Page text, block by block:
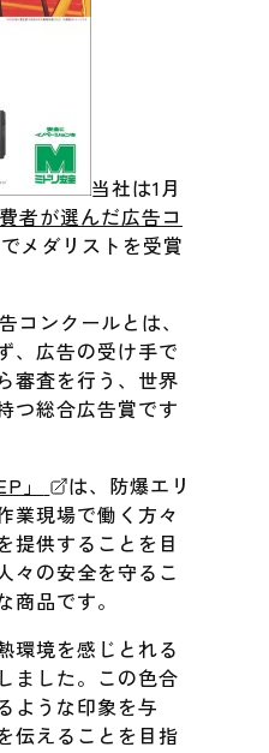
当社は1月
者が選んだ広告コ
メダリストを受賞
コンクールとは、
、広告の受け手で
審査を行う、世界
つ総合広告賞です
」
は、防爆エリ
業現場で働く方々
提供することを目
々の安全を守るこ
商品です。
環境を感じとれる
ました。この色合
ような印象を与
伝えることを目指